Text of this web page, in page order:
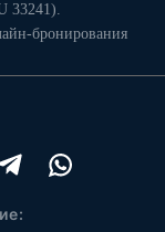
33241).
бронирования